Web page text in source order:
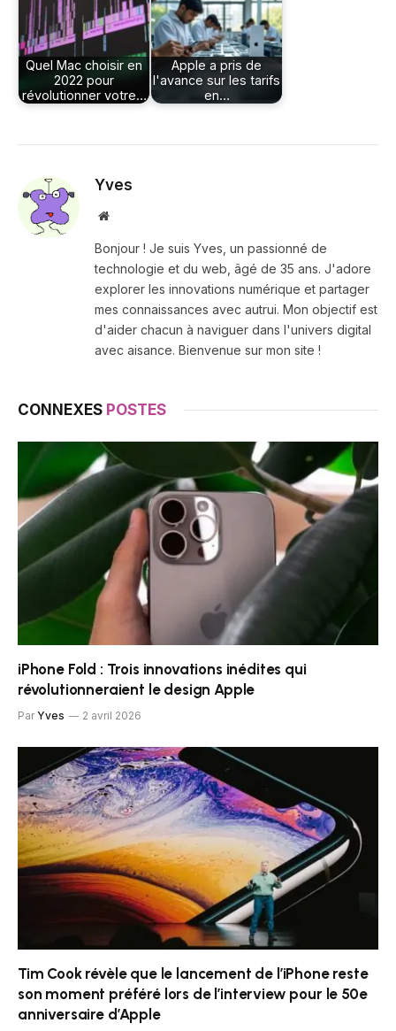
Quel Mac choisir en
2022 pour
révolutionner votre…
Apple a pris de
l'avance sur les tarifs
en…
Yves
Site
Bonjour ! Je suis Yves, un passionné de
technologie et du web, âgé de 35 ans. J'adore
explorer les innovations numérique et partager
mes connaissances avec autrui. Mon objectif est
d'aider chacun à naviguer dans l'univers digital
avec aisance. Bienvenue sur mon site !
CONNEXES POSTES
iPhone Fold : Trois innovations inédites qui
révolutionneraient le design Apple
Par Yves 2 avril 2026
Tim Cook révèle que le lancement de l’iPhone reste
son moment préféré lors de l’interview pour le 50e
anniversaire d’Apple